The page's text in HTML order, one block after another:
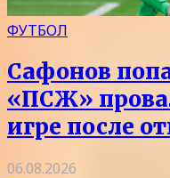
ФУТБОЛ
Сафонов
«ПСЖ»
игре после
06.08.2026